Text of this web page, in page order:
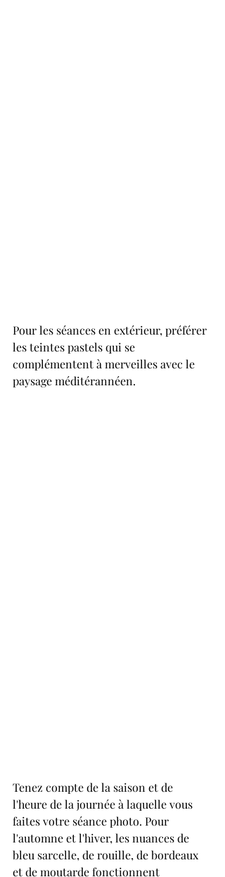
Pour les séances en extérieur, préférer
les teintes pastels qui se
complémentent à merveilles avec le
paysage méditérannéen.
Tenez compte de la saison et de
l'heure de la journée à laquelle vous
faites votre séance photo. Pour
l'automne et l'hiver, les nuances de
bleu sarcelle, de rouille, de bordeaux
et de moutarde fonctionnent